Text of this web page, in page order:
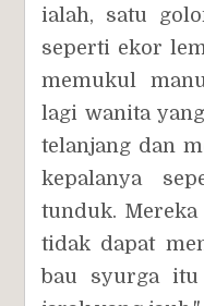
ialah, satu
seperti ekor
memukul
lagi wanita
telanjang dan
kepalanya
tunduk.
tidak dapat
bau syurga